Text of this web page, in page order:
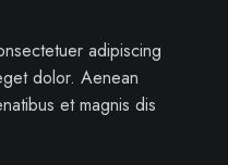
adipiscing
dolor. Aenean
et magnis dis